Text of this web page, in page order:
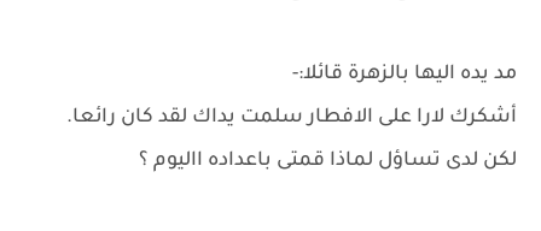
مد يده اليها بالزهرة قائلا:-
أشكرك لارا على الافطار سلمت يداك لقد كان رائعا.
لكن لدى تساؤل لماذا قمتى باعداده االيوم ؟